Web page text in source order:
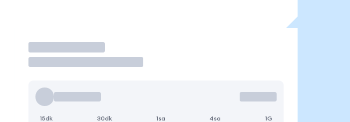
İşlem Yap
15dk 30dk 1sa 4sa 1G